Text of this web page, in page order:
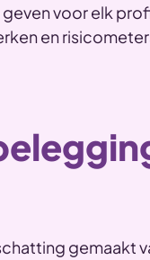
voor elk
en
gemaakt